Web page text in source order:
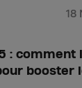
18
: comment
booster